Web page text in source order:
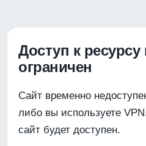
Доступ к
ограничен
Сайт временно
либо вы используете
сайт будет доступен.